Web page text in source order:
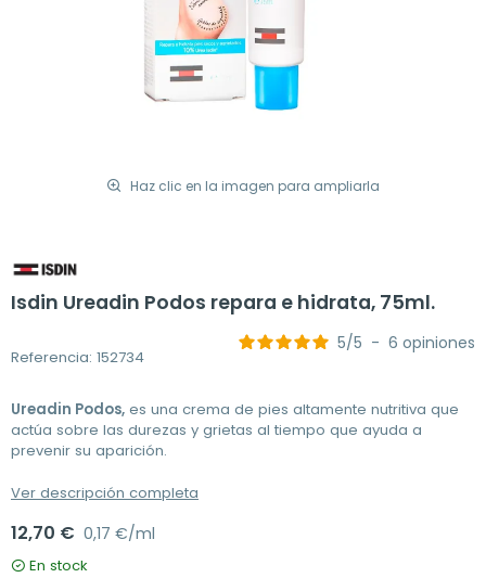
Haz clic en la imagen para ampliarla
Isdin Ureadin Podos repara e hidrata, 75ml.
Referencia: 152734
5/5 - 6 opiniones
Ureadin Podos, es una crema de pies altamente nutritiva que
actúa sobre las durezas y grietas al tiempo que ayuda a
prevenir su aparición.
Ver descripción completa
12,70 € 0,17 €/ml
En stock